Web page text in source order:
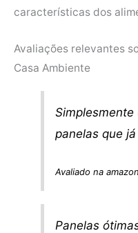
características dos
Avaliações relevantes
Casa Ambiente
panelas que
Avaliado na
Panelas